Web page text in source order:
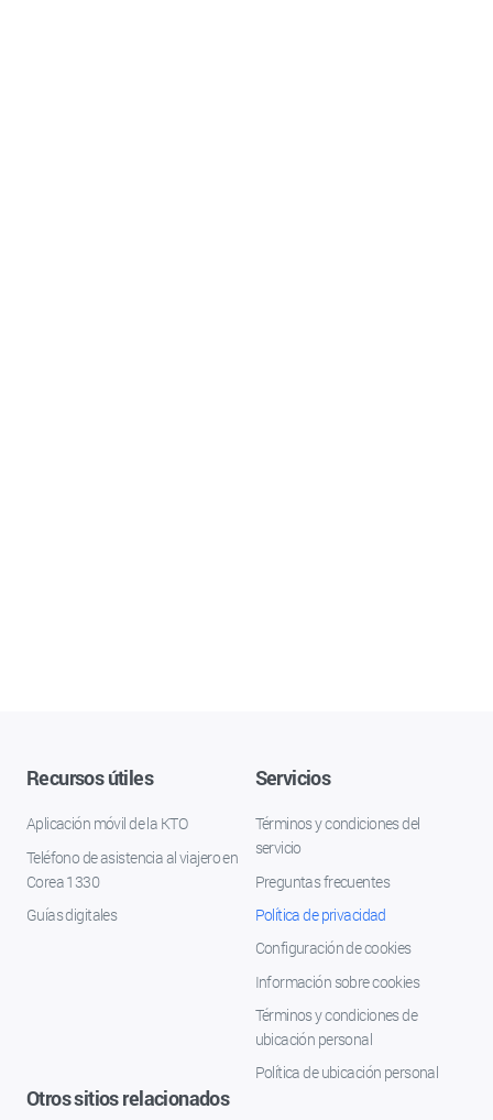
Recursos útiles
Aplicación móvil de la KTO
Teléfono de asistencia al viajero en
Corea 1330
Guías digitales
Servicios
Términos y condiciones del
servicio
Preguntas frecuentes
Política de privacidad
Configuración de cookies
Información sobre cookies
Términos y condiciones de
ubicación personal
Política de ubicación personal
Otros sitios relacionados